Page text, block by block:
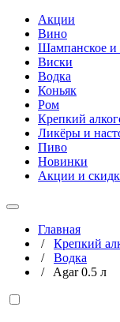
Акции
Вино
Шампанское и
Виски
Водка
Коньяк
Ром
Крепкий
Ликёры и
Пиво
Новинки
Акции и
Главная
/ Крепкий
/ Водка
/ Agar 0.5 л